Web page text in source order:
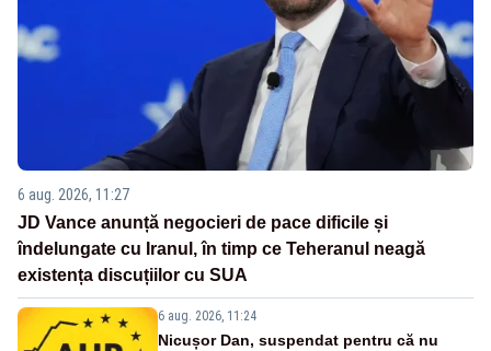
6 aug. 2026, 11:27
JD Vance anunță negocieri de pace dificile și
îndelungate cu Iranul, în timp ce Teheranul neagă
existența discuțiilor cu SUA
6 aug. 2026, 11:24
Nicușor Dan, suspendat pentru că nu